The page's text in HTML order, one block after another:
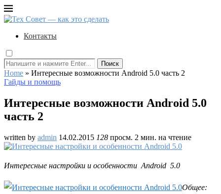
Контакты
Поиск
Home » Интересные возможности Android 5.0 часть 2
Гайды и помощь
Интересные возможности Android 5.0
часть 2
written by admin 14.02.2015 128 просм. 2 мин. на чтение
Интересные настройки и особенности Android 5.0
Общее: